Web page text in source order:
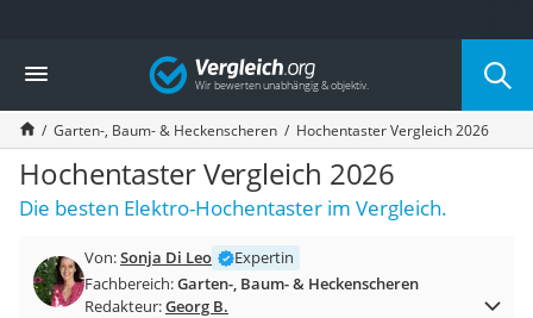
Die beliebtesten Vergleiche nach Kategorie
Baumarkt
Tresor feuerfest
Makita-Akku-Rasenmäher
Kappsäge
Smartes Türschloss
Akku-Rasentrimmer
Split-Klimaanlage 2 Innengeräte
Pelletofen
Vergleich
Garten-, Baum- & Heckenscheren Hochentaster Vergleich 2026
Hochentaster Vergleich 2026
Die besten Elektro-Hochentaster im Vergleich.
Von:Sonja Di Leo
Expertin
Fachbereich:Garten-, Baum- & Heckenscheren
Redakteur:Georg B.